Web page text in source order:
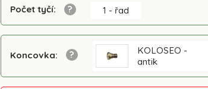
Počet tyčí: 1 - řad
Koncovka:
KOLOSEO -
antik